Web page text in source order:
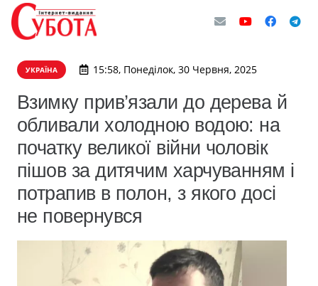
УКРАЇНА 15:58, Понеділок, 30 Червня, 2025
Взимку прив’язали до дерева й
обливали холодною водою: на
початку великої війни чоловік
пішов за дитячим харчуванням і
потрапив в полон, з якого досі
не повернувся